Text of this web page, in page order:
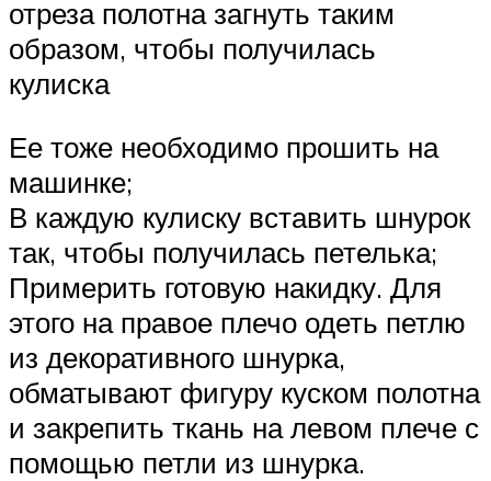
отреза полотна загнуть таким
образом, чтобы получилась
кулиска
Ее тоже необходимо прошить на
машинке;
В каждую кулиску вставить шнурок
так, чтобы получилась петелька;
Примерить готовую накидку. Для
этого на правое плечо одеть петлю
из декоративного шнурка,
обматывают фигуру куском полотна
и закрепить ткань на левом плече с
помощью петли из шнурка.